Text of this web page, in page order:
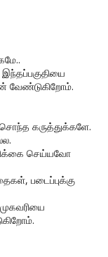
வேண்டுகிறோம்.
கருத்துக்களே.
செய்யவோ
படைப்புக்கு